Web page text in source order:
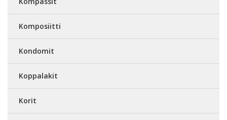
Komposiitti
Kondomit
Koppalakit
Korit